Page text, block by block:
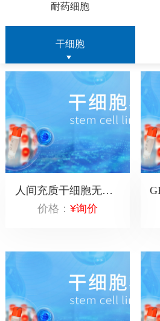
耐药细胞
干细胞
人间充质干细胞无血清培养基（大）500ml
价格：¥询价